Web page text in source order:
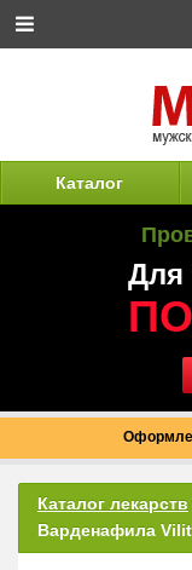
Каталог
Для
Каталог лекарств
Варденафила